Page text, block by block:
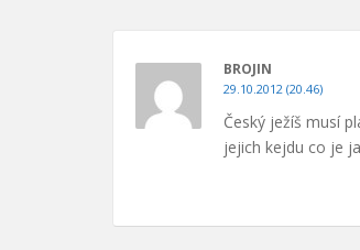
BROJIN
29.10.2012 (20.46)
Český ježíš musí
jejich kejdu co je